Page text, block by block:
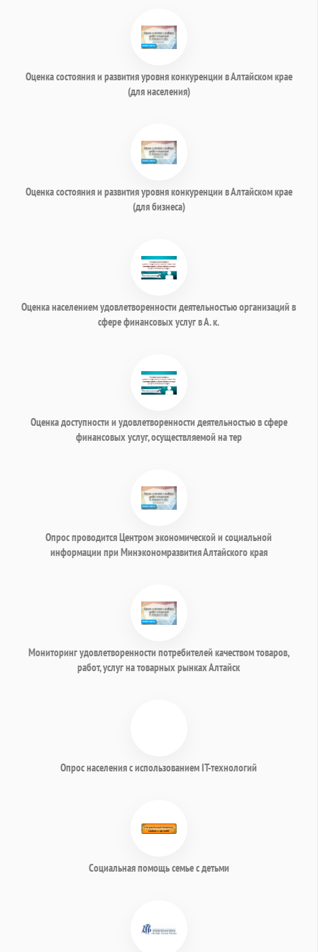
Оценка состояния и развития уровня конкуренции в Алтайском крае
(для населения)
Оценка состояния и развития уровня конкуренции в Алтайском крае
(для бизнеса)
Оценка населением удовлетворенности деятельностью организаций в
сфере финансовых услуг в А. к.
Оценка доступности и удовлетворенности деятельностью в сфере
финансовых услуг, осуществляемой на тер
Опрос проводится Центром экономической и социальной
информации при Минэкономразвития Алтайского края
Мониторинг удовлетворенности потребителей качеством товаров,
работ, услуг на товарных рынках Алтайск
Опрос населения с использованием IT-технологий
Социальная помощь семье с детьми